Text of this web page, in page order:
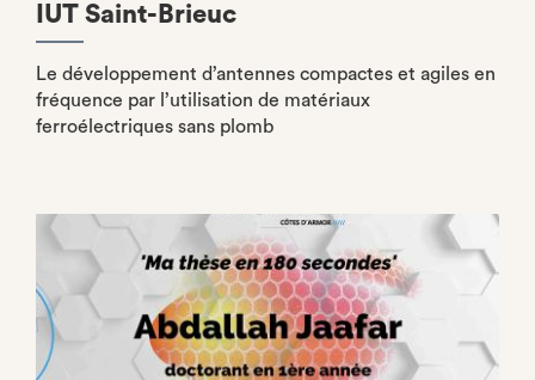
IUT Saint-Brieuc
Le développement d’antennes compactes et agiles en
fréquence par l’utilisation de matériaux
ferroélectriques sans plomb